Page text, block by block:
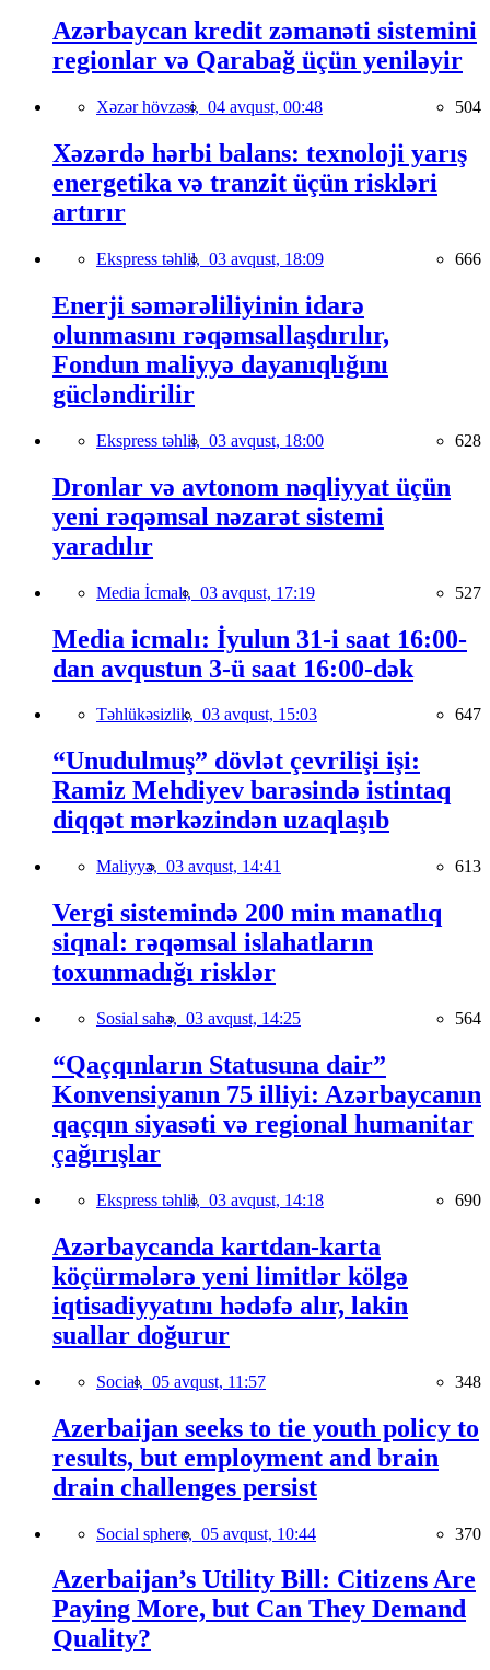
Azərbaycan kredit zəmanəti sistemini
regionlar və Qarabağ üçün yeniləyir
Xəzər hövzəsi, 04 avqust, 00:48 504
Xəzərdə hərbi balans: texnoloji yarış
energetika və tranzit üçün riskləri
artırır
Ekspress təhlil, 03 avqust, 18:09 666
Enerji səmərəliliyinin idarə
olunmasını rəqəmsallaşdırılır,
Fondun maliyyə dayanıqlığını
gücləndirilir
Ekspress təhlil, 03 avqust, 18:00 628
Dronlar və avtonom nəqliyyat üçün
yeni rəqəmsal nəzarət sistemi
yaradılır
Media İcmalı, 03 avqust, 17:19 527
Media icmalı: İyulun 31-i saat 16:00-
dan avqustun 3-ü saat 16:00-dək
Təhlükəsizlik, 03 avqust, 15:03 647
“Unudulmuş” dövlət çevrilişi işi:
Ramiz Mehdiyev barəsində istintaq
diqqət mərkəzindən uzaqlaşıb
Maliyyə, 03 avqust, 14:41 613
Vergi sistemində 200 min manatlıq
siqnal: rəqəmsal islahatların
toxunmadığı risklər
Sosial sahə, 03 avqust, 14:25 564
“Qaçqınların Statusuna dair”
Konvensiyanın 75 illiyi: Azərbaycanın
qaçqın siyasəti və regional humanitar
çağırışlar
Ekspress təhlil, 03 avqust, 14:18 690
Azərbaycanda kartdan-karta
köçürmələrə yeni limitlər kölgə
iqtisadiyyatını hədəfə alır, lakin
suallar doğurur
Social, 05 avqust, 11:57 348
Azerbaijan seeks to tie youth policy to
results, but employment and brain
drain challenges persist
Social sphere, 05 avqust, 10:44 370
Azerbaijan’s Utility Bill: Citizens Are
Paying More, but Can They Demand
Quality?